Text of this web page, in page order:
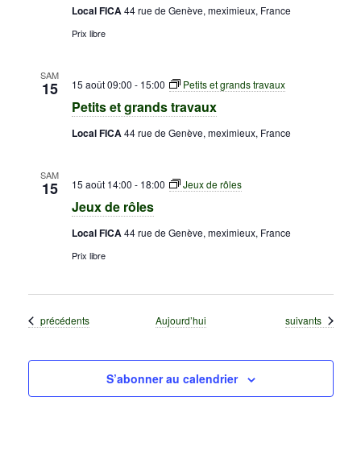
Local FICA44 rue de Genève, meximieux, France
Prix libre
SAM
15
Petits et grands travaux
15 août 09:00 - 15:00 Petits et grands travaux
Local FICA44 rue de Genève, meximieux, France
SAM
15
Jeux de rôles
15 août 14:00 - 18:00 Jeux de rôles
Local FICA44 rue de Genève, meximieux, France
Prix libre
Évènements
précédents Aujourd’hui Évènements
suivants
S’abonner au calendrier